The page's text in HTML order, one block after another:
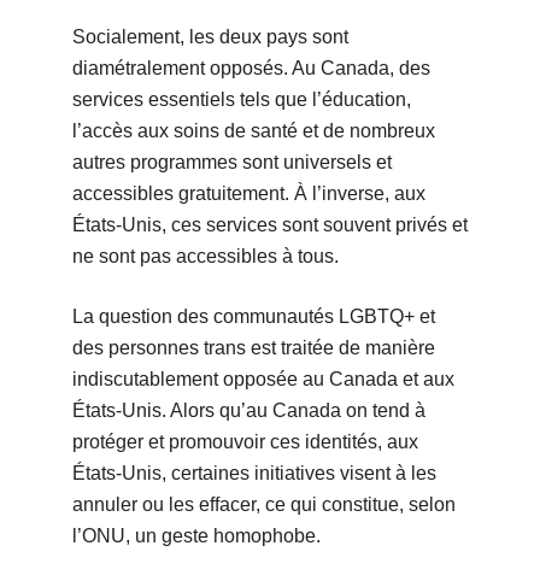
Socialement, les deux pays sont
diamétralement opposés. Au Canada, des
services essentiels tels que l’éducation,
l’accès aux soins de santé et de nombreux
autres programmes sont universels et
accessibles gratuitement. À l’inverse, aux
États-Unis, ces services sont souvent privés et
ne sont pas accessibles à tous.
La question des communautés LGBTQ+ et
des personnes trans est traitée de manière
indiscutablement opposée au Canada et aux
États-Unis. Alors qu’au Canada on tend à
protéger et promouvoir ces identités, aux
États-Unis, certaines initiatives visent à les
annuler ou les effacer, ce qui constitue, selon
l’ONU, un geste homophobe.